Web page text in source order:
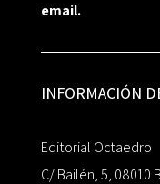
email.
INFORMACIÓN
Editorial Octaedro
C/ Bailén, 5, 08010